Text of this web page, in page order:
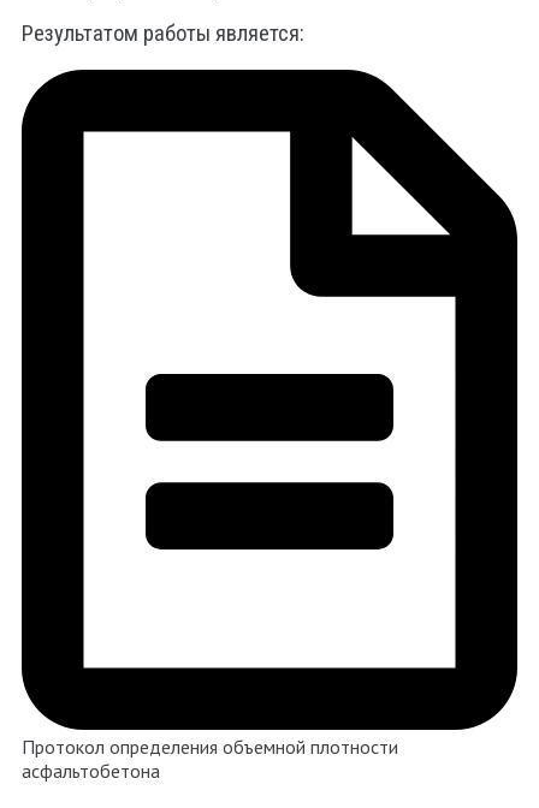
Результатом работы является:
Протокол определения объемной плотности
асфальтобетона